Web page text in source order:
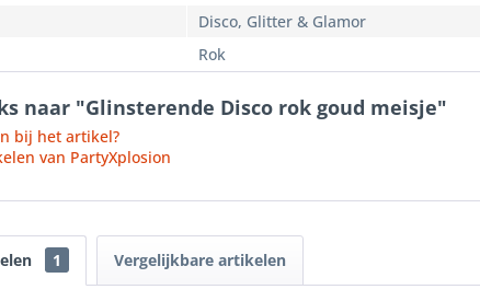
Disco, Glitter & Glamor
Rok
naar "Glinsterende Disco rok goud meisje"
bij het artikel?
van PartyXplosion
1 Vergelijkbare artikelen